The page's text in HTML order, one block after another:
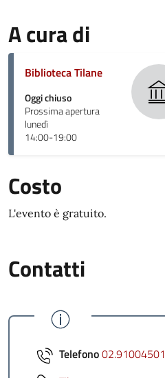
A cura di
Biblioteca Tilane
Oggi chiuso
Prossima apertura
lunedì
14:00-19:00
Costo
L'evento è gratuito.
Contatti
Telefono02.91004501